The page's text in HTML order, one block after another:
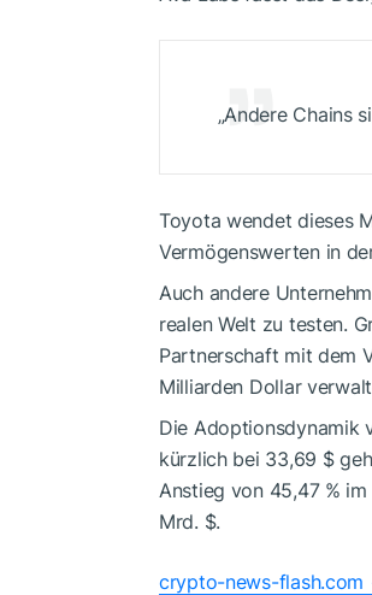
„Andere Chains
Toyota wendet dieses
Vermögenswerten in
Auch andere
realen Welt zu testen.
Partnerschaft mit dem
Milliarden Dollar
Die Adoptionsdynamik
kürzlich bei 33,69 $
Anstieg von 45,47 %
Mrd. $.
crypto-news-flash.com